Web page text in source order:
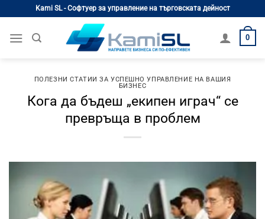
content
Kami SL - Софтуер за управление на търговската дейност
0
ПОЛЕЗНИ СТАТИИ ЗА УСПЕШНО УПРАВЛЕНИЕ НА ВАШИЯ
БИЗНЕС
Кога да бъдеш „екипен играч“ се
превръща в проблем